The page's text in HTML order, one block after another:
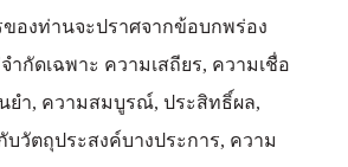
ของท่านจะปราศจากข้อบกพร่อง
ำกัดเฉพาะ ความเสถียร, ความเชื่อ
ยำ, ความสมบูรณ์, ประสิทธิ์ผล,
บวัตถุประสงค์บางประการ, ความ